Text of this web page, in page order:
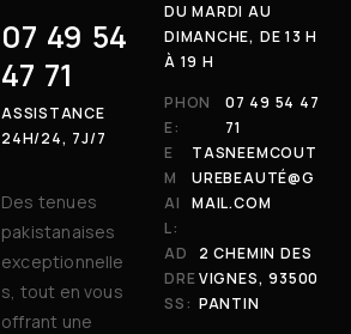
07 49 54
47 71
ASSISTANCE
24H/24, 7J/7
Des tenues
pakistanaises
exceptionnelle
s, tout en vous
offrant une
DU MARDI AU
DIMANCHE, DE 13 H
À 19 H
PHON
E:
07 49 54 47
71
E
M
AI
L:
TASNEEMCOUT
UREBEAUTÉ@G
MAIL.COM
AD
DRE
SS:
2 CHEMIN DES
VIGNES, 93500
PANTIN